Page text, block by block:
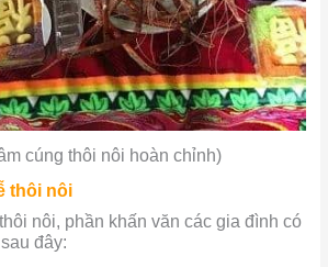
cúng thôi nôi hoàn chỉnh)
thôi nôi
nôi, phần khấn văn các gia đình có
đây: